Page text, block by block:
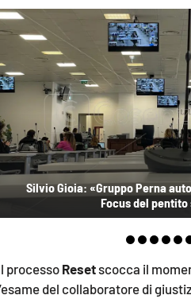
CULTURA
AMBIENTE
Streaming
LAC TV
LAC NETWORK
LAC ONAIR
LACTV.IT
Silvio Gioia: «Gruppo Perna
Focus del
processoResetscocca il
del collaboratore di